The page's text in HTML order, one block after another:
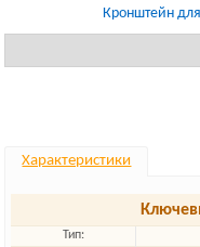
Кронштейн
Характеристики
Тип: